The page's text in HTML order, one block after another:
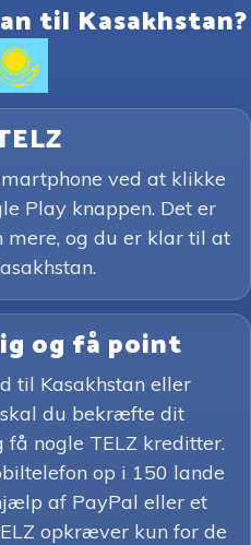
til Kasakhstan?
ved at klikke
Play knappen. Det er
mere, og du er klar til at
og få point
til Kasakhstan eller
du bekræfte dit
nogle TELZ kreditter.
op i 150 lande
af PayPal eller et
opkræver kun for de